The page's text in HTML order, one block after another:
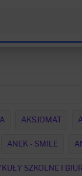
AKSJOMAT
ANEK - SMILE
SZKOLNE I